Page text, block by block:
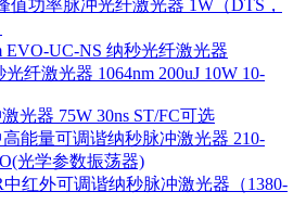
值功率脉冲光纤激光器 1W（DTS，
EVO-UC-NS 纳秒光纤激光器
纤激光器 1064nm 200uJ 10W 10-
光器 75W 30ns ST/FC可选
能量可调谐纳秒脉冲激光器 210-
光学参数振荡器)
红外可调谐纳秒脉冲激光器（1380-